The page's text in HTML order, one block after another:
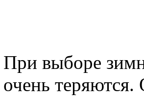
При выборе
очень